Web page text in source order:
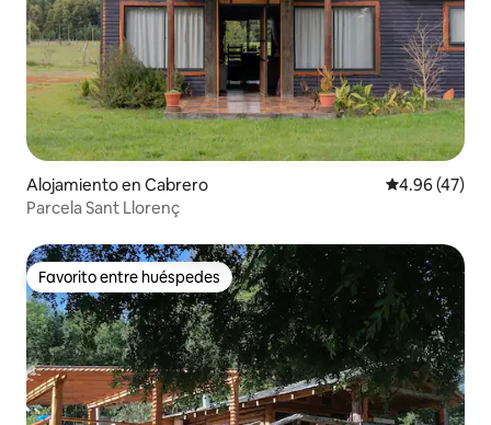
Alojamiento en Cabrero Calificación
4.96 (47)
Parcela Sant Llorenç
Favorito entre huéspedes
Favorito entre huéspedes